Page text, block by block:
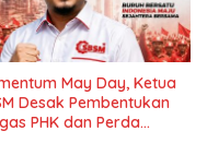
May Day, Ketua
Desak Pembentukan
PHK dan Perda